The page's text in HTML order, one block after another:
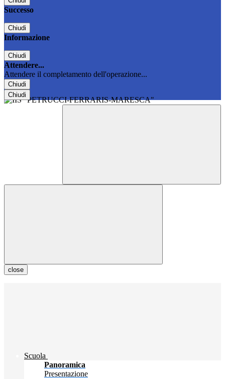
Successo
Chiudi
Informazione
Chiudi
Attendere...
Attendere il completamento dell'operazione...
Chiudi
Chiudi
close
Scuola
Panoramica
Presentazione